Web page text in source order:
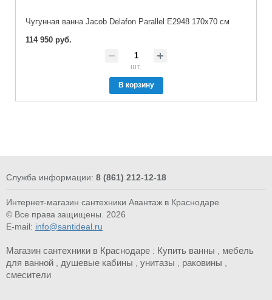
Чугунная ванна Jacob Delafon Parallel E2948 170x70 см
114 950 руб.
шт.
В корзину
Служба информации: 8 (861) 212-12-18
Интернет-магазин сантехники Авантаж в Краснодаре
© Все права защищены. 2026
E-mail: info@santideal.ru
Магазин сантехники в Краснодаре : Купить ванны
мебель
для ванной
душевые кабины унитазы раковины
смесители